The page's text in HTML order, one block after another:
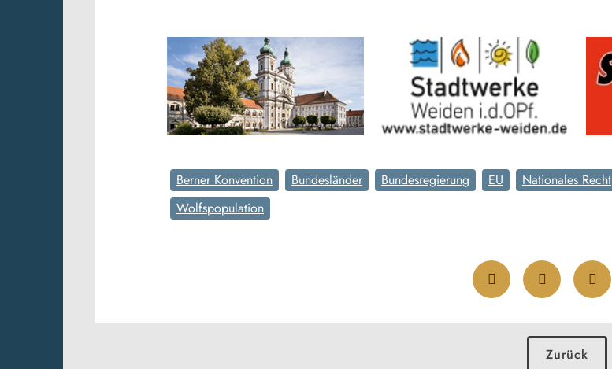
Berner Konvention Bundesländer Bundesregierung EU Nationales Recht
Wolfspopulation
Zurück